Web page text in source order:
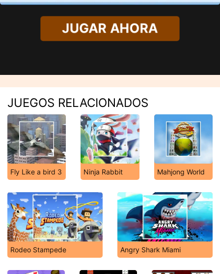
JUGAR AHORA
JUEGOS RELACIONADOS
Fly Like a bird 3 Ninja Rabbit Mahjong World
Rodeo Stampede Angry Shark Miami